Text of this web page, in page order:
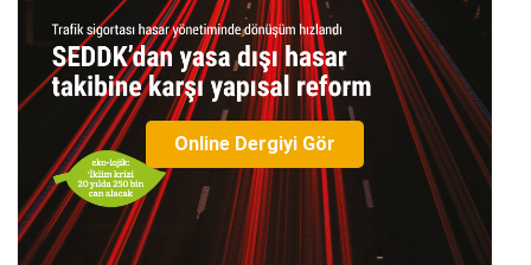
Online Dergiyi Gör